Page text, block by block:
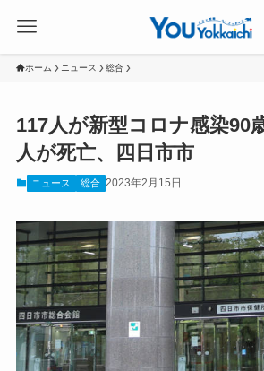
ホーム ニュース 総合
117人が新型コロナ感染90
人が死亡、四日市市
ニュース 総合 2023年2月15日